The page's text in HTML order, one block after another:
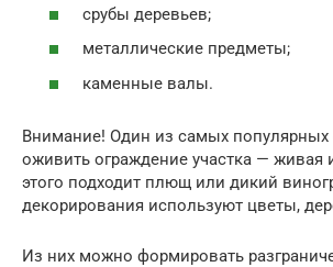
срубы деревьев;
металлические предметы;
каменные валы.
Внимание! Один из самых популярных
оживить ограждение участка — живая
этого подходит плющ или дикий
декорирования используют цветы,
Из них можно формировать